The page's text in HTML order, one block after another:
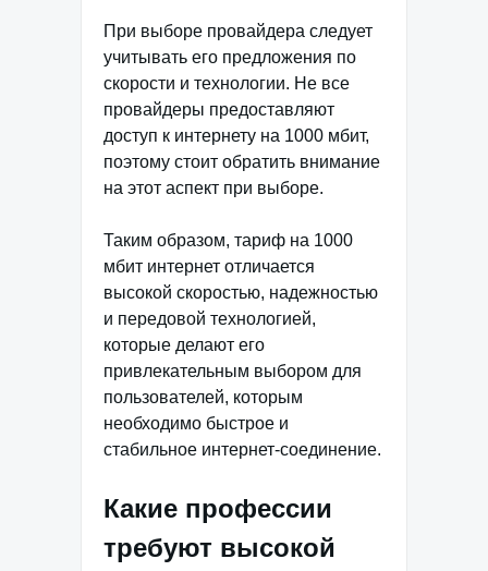
При выборе провайдера следует
учитывать его предложения по
скорости и технологии. Не все
провайдеры предоставляют
доступ к интернету на 1000 мбит,
поэтому стоит обратить внимание
на этот аспект при выборе.
Таким образом, тариф на 1000
мбит интернет отличается
высокой скоростью, надежностью
и передовой технологией,
которые делают его
привлекательным выбором для
пользователей, которым
необходимо быстрое и
стабильное интернет-соединение.
Какие профессии
требуют высокой